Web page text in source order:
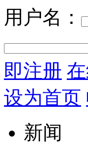
用户名：
即注册
设为首页
新闻